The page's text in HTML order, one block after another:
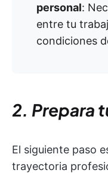
personal:
entre tu
condiciones
2. Prepara
El siguiente paso
trayectoria